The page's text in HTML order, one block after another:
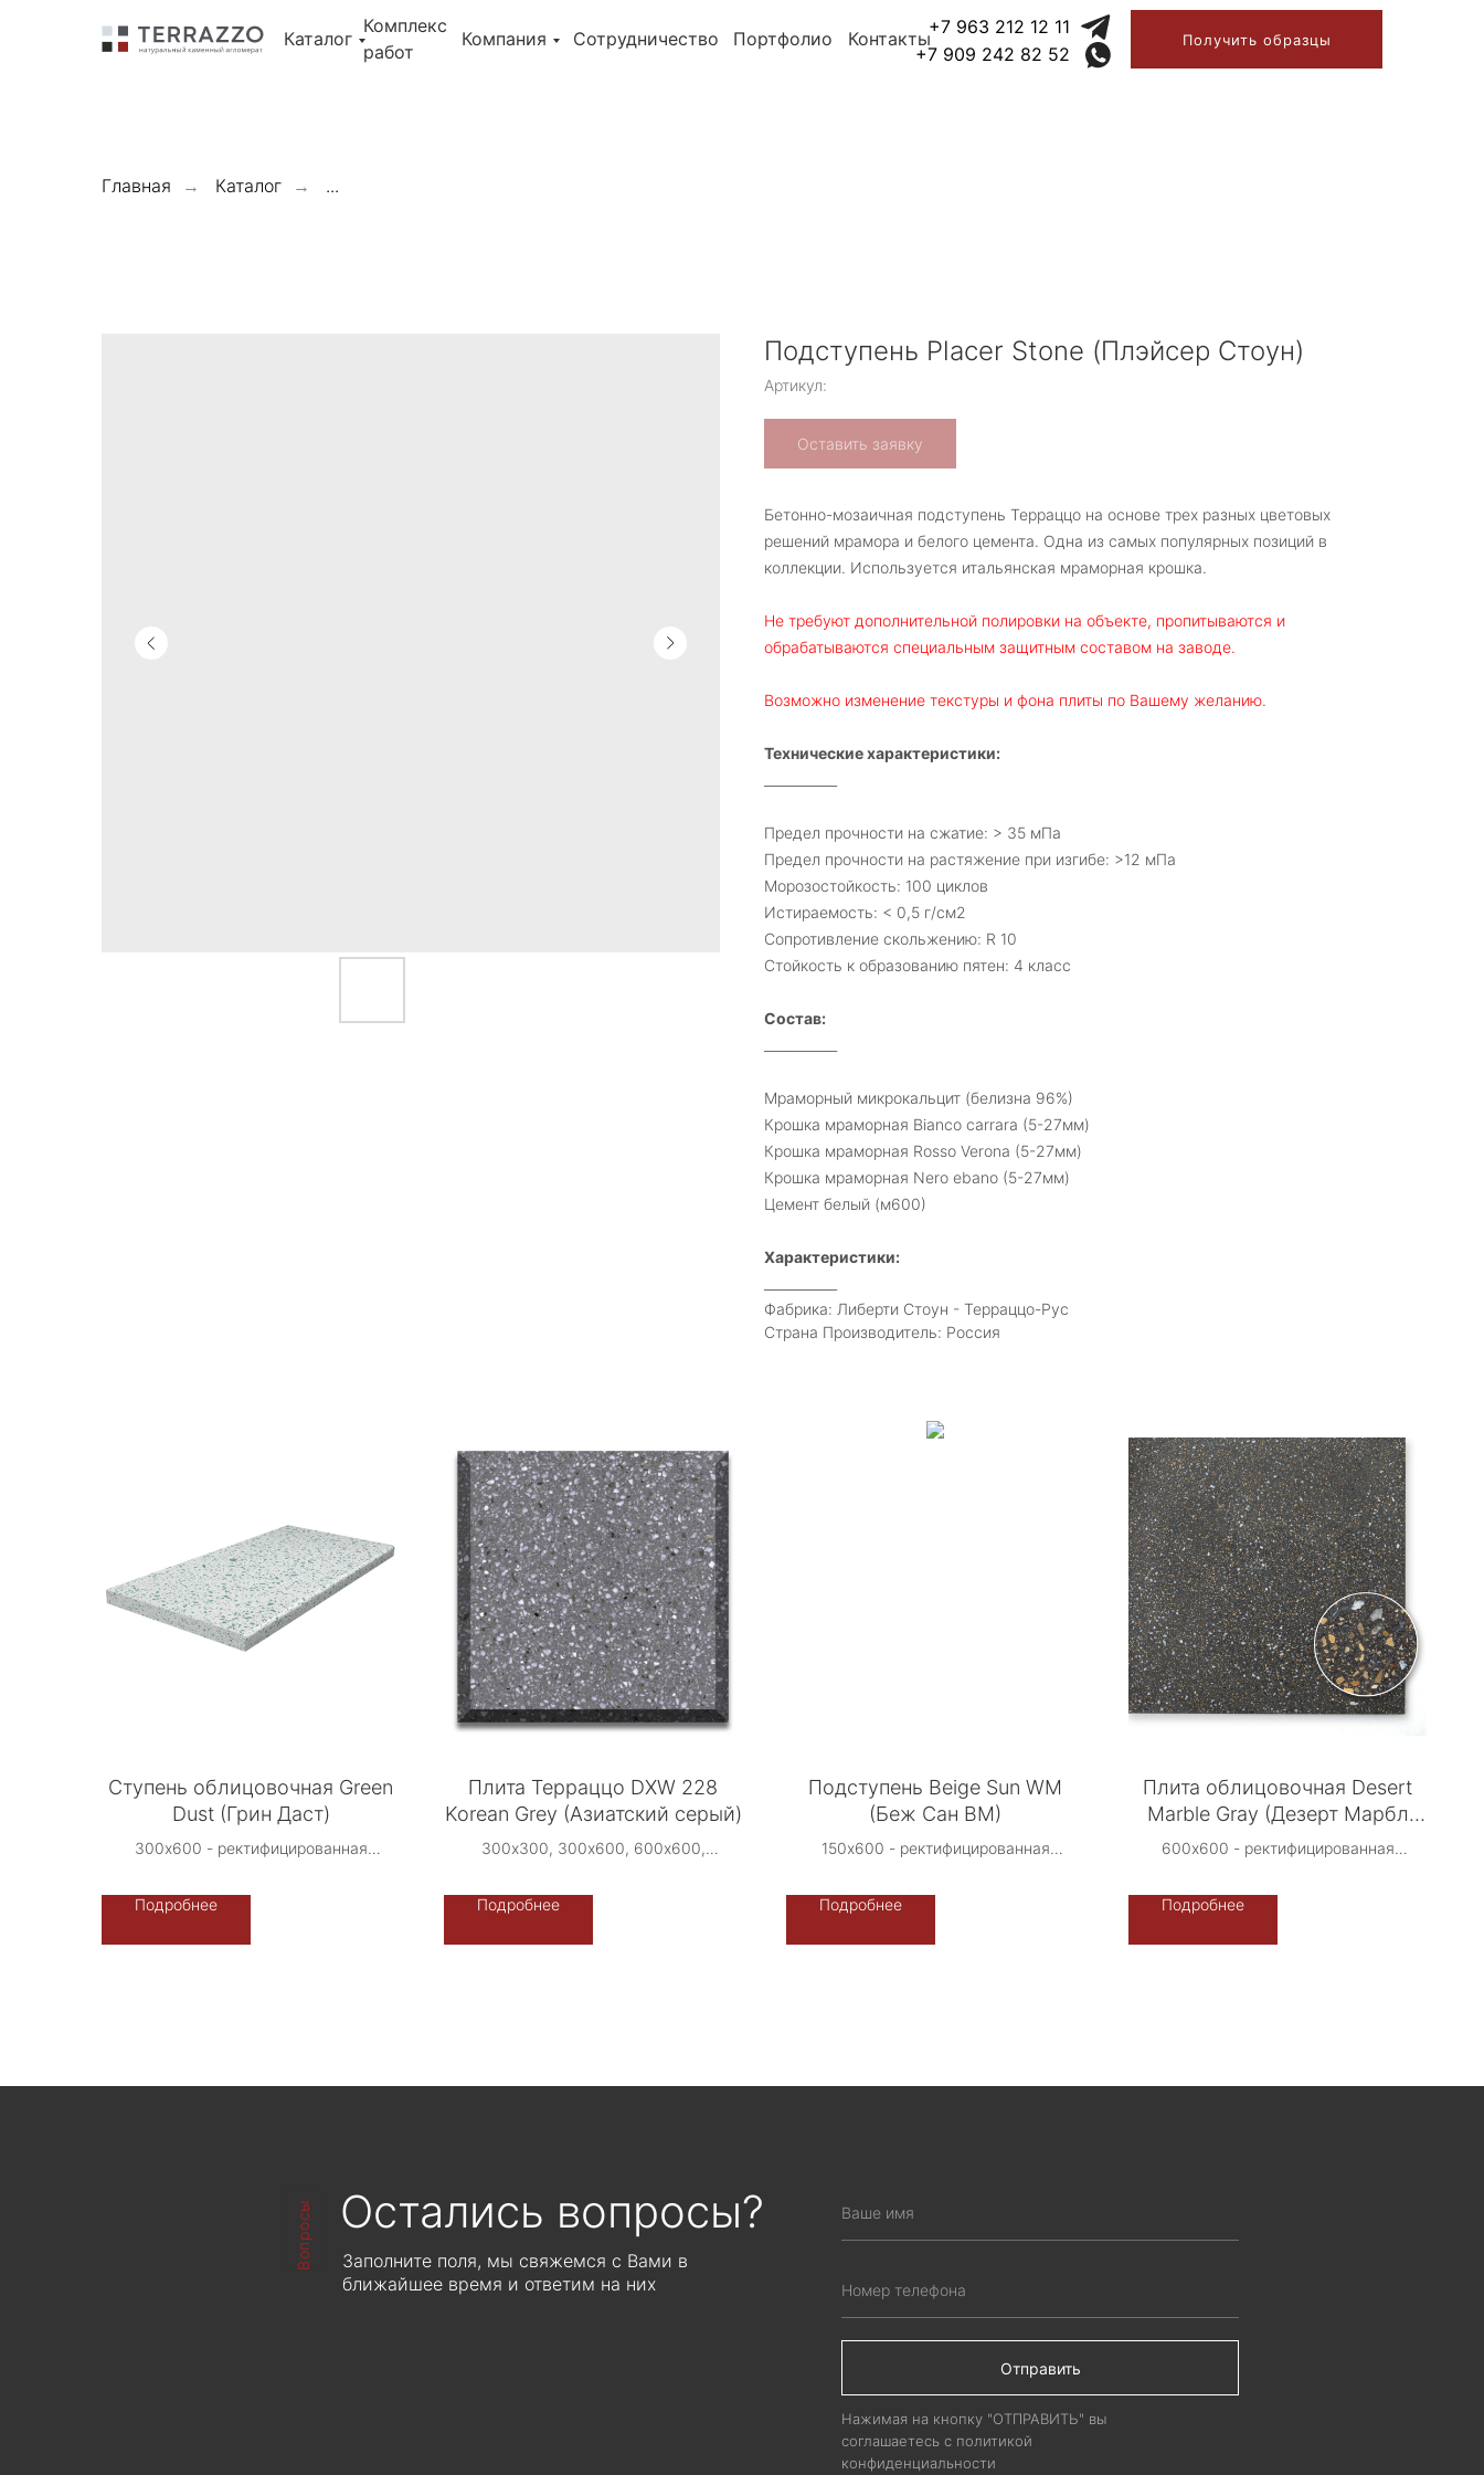
Каталог Компания
Комплекс
работ
Сотрудничество Контакты
Портфолио
+7 963 212 12 11
+7 909 242 82 52
Получить образцы
Главная → Каталог → ...
Подступень Placer Stone (Плэйсер Стоун)
Артикул:
Оставить заявку
Бетонно-мозаичная подступень Терраццо на основе трех разных цветовых
решений мрамора и белого цемента. Одна из самых популярных позиций в
коллекции. Используется итальянская мраморная крошка.
Не требуют дополнительной полировки на объекте, пропитываются и
обрабатываются специальным защитным составом на заводе.
Возможно изменение текстуры и фона плиты по Вашему желанию.
Технические характеристики:
Предел прочности на сжатие: > 35 мПа
Предел прочности на растяжение при изгибе: >12 мПа
Морозостойкость: 100 циклов
Истираемость: < 0,5 г/см2
Сопротивление скольжению: R 10
Стойкость к образованию пятен: 4 класс
Состав:
Мраморный микрокальцит (белизна 96%)
Крошка мраморная Bianco carrara (5-27мм)
Крошка мраморная Rosso Verona (5-27мм)
Крошка мраморная Nero ebano (5-27мм)
Цемент белый (м600)
Характеристики:
Фабрика: Либерти Стоун - Терраццо-Рус
Страна Производитель: Россия
Ступень облицовочная Green
Dust (Грин Даст)
300х600 - ректифицированная
Терраццо-Рус, Россия.
Возможно индивидуальное
исполнение -
Подробнее
Плита Терраццо DXW 228
Korean Grey (Азиатский серый)
300х300, 300х600, 600х600,
1200х600, 2400х1600 -
ректифицированная
Производство: Терраццо-Рус DXW -
Подробнее
Подступень Beige Sun WM
(Беж Сан ВМ)
150х600 - ректифицированная
Терраццо-Рус, Россия.
Возможно индивидуальное
исполнение -
Подробнее
Плита облицовочная Desert
Marble Gray (Дезерт Марбл
Грэй)
600х600 - ректифицированная
Терраццо-Рус, Россия.
Возможно индивидуальное
исполнение -
Подробнее
Вопросы Остались вопросы?
Отправить
Заполните поля, мы свяжемся с Вами в
ближайшее время и ответим на них
Нажимая на кнопку "ОТПРАВИТЬ" вы
соглашаетесь с политикой
конфиденциальности